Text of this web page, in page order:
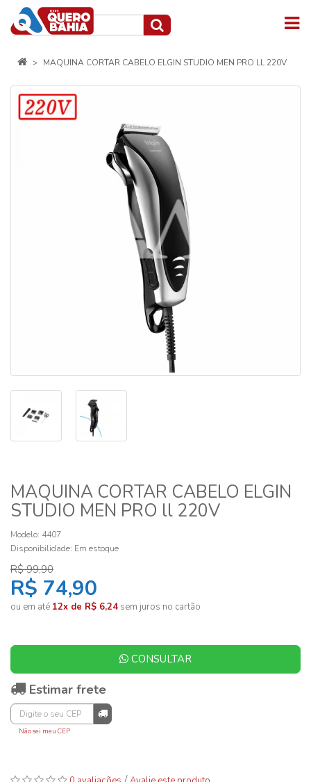
MAQUINA CORTAR CABELO ELGIN STUDIO MEN PRO LL 220V
MAQUINA CORTAR CABELO ELGIN
STUDIO MEN PRO ll 220V
Modelo: 4407
Disponibilidade: Em estoque
R$ 99,90
R$ 74,90
ou em até 12x de R$ 6,24 sem juros no cartão
CONSULTAR
Estimar frete
Não sei meu CEP